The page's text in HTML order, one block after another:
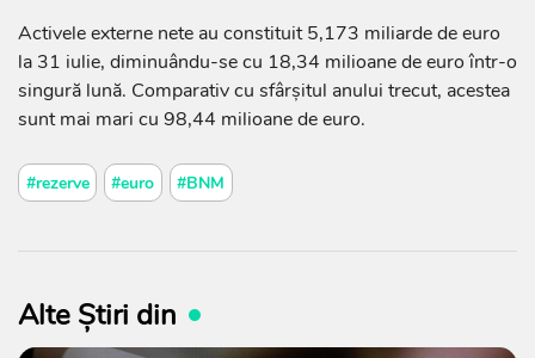
Activele externe nete au constituit 5,173 miliarde de euro
la 31 iulie, diminuându-se cu 18,34 milioane de euro într-o
singură lună. Comparativ cu sfârșitul anului trecut, acestea
sunt mai mari cu 98,44 milioane de euro.
#rezerve #euro #BNM
Alte Știri din